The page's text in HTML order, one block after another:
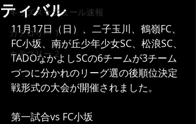
キッズスケジュール速報
カテゴリー 1
カテゴリー 2
ティバル
11月17日（日）、二子玉川、鶴嶺FC、
FC小坂、南が丘少年少女SC、松浪SC、
TADOなかよしSCの6チームが3チーム
づつに分かれのリーグ選の後順位決定
戦形式の大会が開催されました。
第一試合vs FC小坂